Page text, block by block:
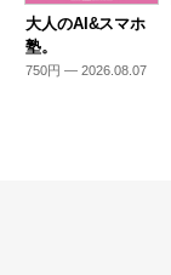
大人のAI&スマホ
塾。
750円 — 2026.08.07